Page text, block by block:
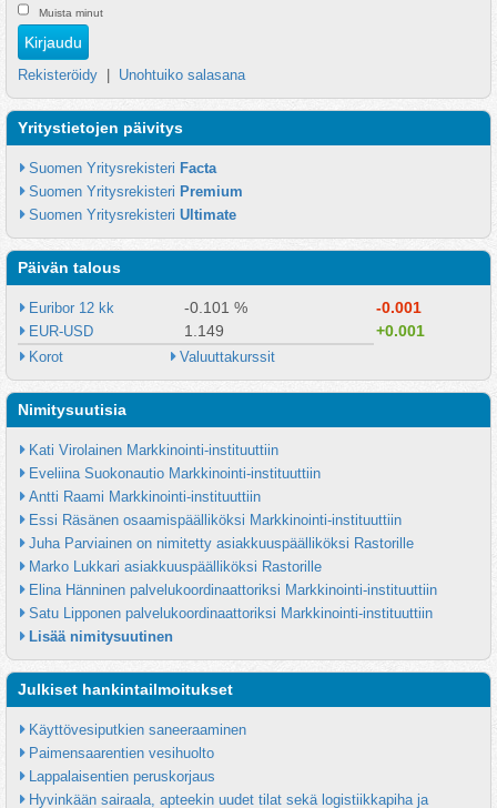
Muista minut
Rekisteröidy Unohtuiko salasana
Yritystietojen päivitys
Suomen Yritysrekisteri Facta
Suomen Yritysrekisteri Premium
Suomen Yritysrekisteri Ultimate
Päivän talous
Euribor 12 kk -0.101 % -0.001
EUR-USD 1.149 +0.001
Korot Valuuttakurssit
Nimitysuutisia
Kati Virolainen Markkinointi-instituuttiin
Eveliina Suokonautio Markkinointi-instituuttiin
Antti Raami Markkinointi-instituuttiin
Essi Räsänen osaamispäälliköksi Markkinointi-instituuttiin
Juha Parviainen on nimitetty asiakkuuspäälliköksi Rastorille
Marko Lukkari asiakkuuspäälliköksi Rastorille
Elina Hänninen palvelukoordinaattoriksi Markkinointi-instituuttiin
Satu Lipponen palvelukoordinaattoriksi Markkinointi-instituuttiin
Lisää nimitysuutinen
Julkiset hankintailmoitukset
Käyttövesiputkien saneeraaminen
Paimensaarentien vesihuolto
Lappalaisentien peruskorjaus
Hyvinkään sairaala, apteekin uudet tilat sekä logistiikkapiha ja